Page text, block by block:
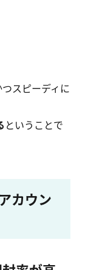
スピーディに
ということで
カウン